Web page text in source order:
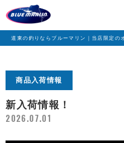
道東の釣りならブルーマリン｜当店限定の
商品入荷情報
新入荷情報！
2026.07.01